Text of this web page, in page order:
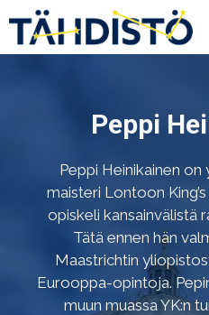
sisältöön
Peppi
Peppi Heinikainen
maisteri Lontoon
opiskeli kansainvälistä
Tätä ennen hän
Maastrichtin
Eurooppa-opintoja.
muun muassa YK:n